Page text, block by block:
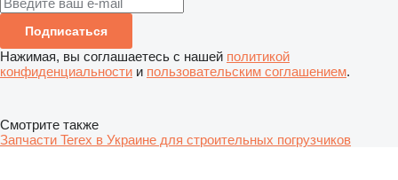
Подписаться
Нажимая, вы соглашаетесь с нашей политикой
конфиденциальности и пользовательским соглашением.
Смотрите также
Запчасти Terex в Украине для строительных погрузчиков